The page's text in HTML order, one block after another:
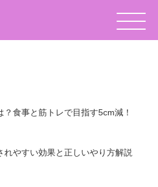
食事と筋トレで目指す5cm減！
やすい効果と正しいやり方解説